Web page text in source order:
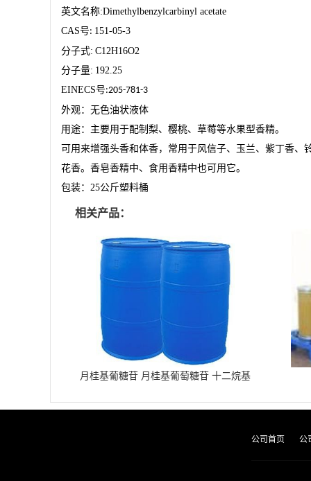
英文名称:Dimethylbenzylcarbinyl acetate
CAS号: 151-05-3
分子式: C12H16O2
分子量: 192.25
EINECS号:205-781-3
外观：无色油状液体
用途：主要用于配制梨、樱桃、草莓等水果型香精。
可用来增强头香和体香，常用于风信子、玉兰、紫丁香
花香。香皂香精中、食用香精中也可用它。
包装： 25公斤塑料桶
相关产品：
月桂基葡糖苷 月桂基葡萄糖苷 十二烷基
公司首页 公